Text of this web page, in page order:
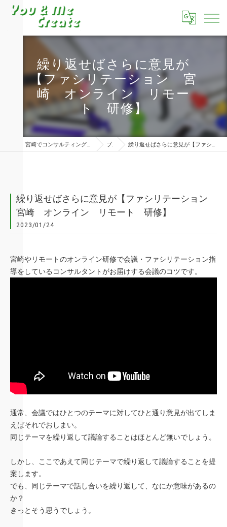
繰り返せばさらに意見が
【ファシリテーション 宮
崎 オンライン リモー
ト 研修】
宮崎でコンサルティングならユーアンドミークリエイト株式会社 ブログ 繰り返せばさらに意見が【ファシリテーション 宮崎 オンライン リモート 研修】
繰り返せばさらに意見が【ファシリテーション
宮崎 オンライン リモート 研修】
2023/01/24
宮崎やリモートのオンライン研修で会議・ファシリテーション指
導をしているコンサルタントがお届けする会議のコツです。
通常、会議ではひとつのテーマに対してひと通り意見が出てしま
えばそれでおしまい。
同じテーマを繰り返して議論することはほとんど無いでしょう。
しかし、ここであえて同じテーマで繰り返して議論することを提
案します。
でも、同じテーマで話し合いを繰り返して、なにか意味があるの
か？
きっとそう思うでしょう。